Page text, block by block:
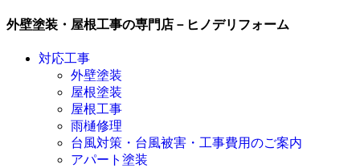
外壁塗装・屋根工事の専門店－ヒノデリフォーム
対応工事
外壁塗装
屋根塗装
屋根工事
雨樋修理
台風対策・台風被害・工事費用のご案内
アパート塗装